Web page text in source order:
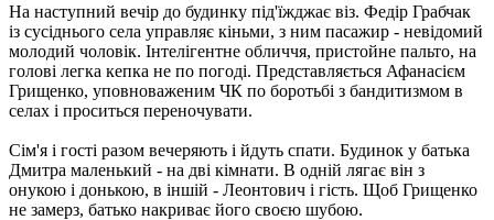
На наступний вечір до будинку під'їжджає віз. Федір Грабчак
із сусіднього села управляє кіньми, з ним пасажир - невідомий
молодий чоловік. Інтелігентне обличчя, пристойне пальто, на
голові легка кепка не по погоді. Представляється Афанасієм
Грищенко, уповноваженим ЧК по боротьбі з бандитизмом в
селах і проситься переночувати.
Сім'я і гості разом вечеряють і йдуть спати. Будинок у батька
Дмитра маленький - на дві кімнати. В одній лягає він з
онукою і донькою, в іншій - Леонтович і гість. Щоб Грищенко
не замерз, батько накриває його своєю шубою.